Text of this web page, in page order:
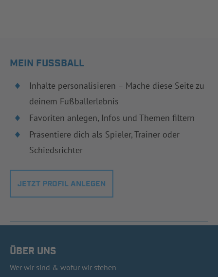
MEIN FUSSBALL
Inhalte personalisieren – Mache diese Seite zu
deinem Fußballerlebnis
Favoriten anlegen, Infos und Themen filtern
Präsentiere dich als Spieler, Trainer oder
Schiedsrichter
JETZT PROFIL ANLEGEN
ÜBER UNS
Wer wir sind & wofür wir stehen